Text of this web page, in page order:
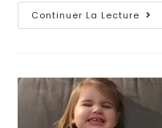
Continuer La Lecture